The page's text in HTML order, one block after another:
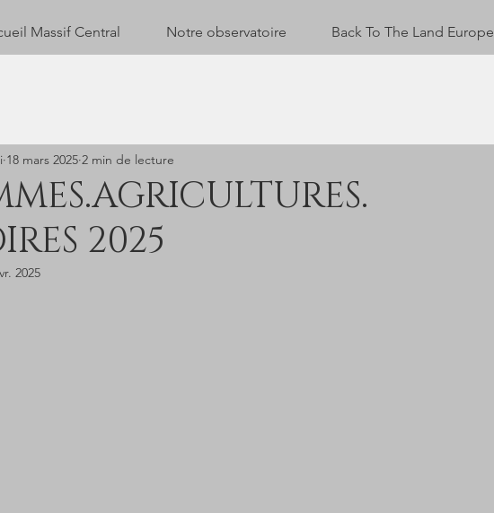
Massif Central Notre observatoire Back To The Land Europe
2025
18 mars 2025 2 min de lecture
2025